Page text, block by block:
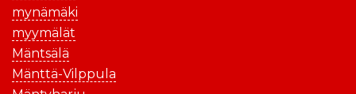
mynämäki
myymälät
Mäntsälä
Mänttä-Vilppula